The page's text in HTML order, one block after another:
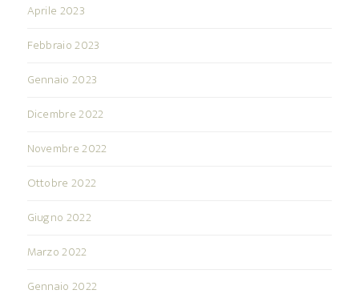
Aprile 2023
Febbraio 2023
Gennaio 2023
Dicembre 2022
Novembre 2022
Ottobre 2022
Giugno 2022
Marzo 2022
Gennaio 2022